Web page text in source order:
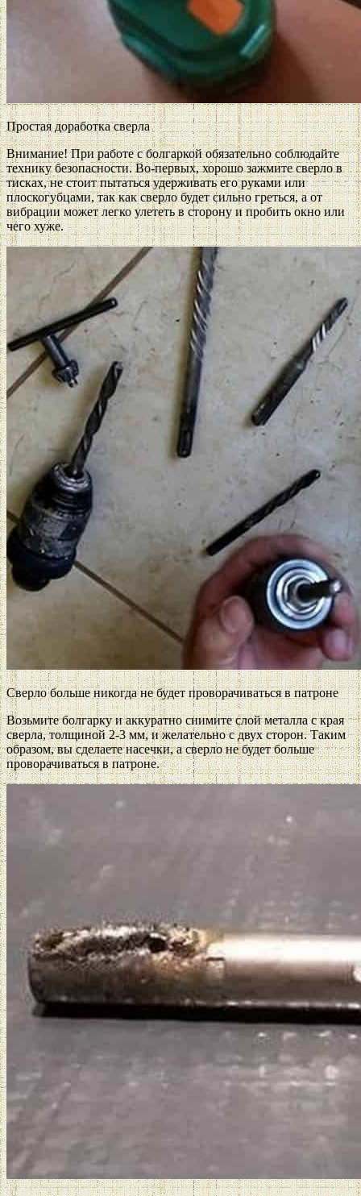
Простая доработка сверла
Внимание! При работе с болгаркой обязательно соблюдайте
технику безопасности. Во-первых, хорошо зажмите сверло в
тисках, не стоит пытаться удерживать его руками или
плоскогубцами, так как сверло будет сильно греться, а от
вибрации может легко улететь в сторону и пробить окно или
чего хуже.
Сверло больше никогда не будет проворачиваться в патроне
Возьмите болгарку и аккуратно снимите слой металла с края
сверла, толщиной 2-3 мм, и желательно с двух сторон. Таким
образом, вы сделаете насечки, а сверло не будет больше
проворачиваться в патроне.